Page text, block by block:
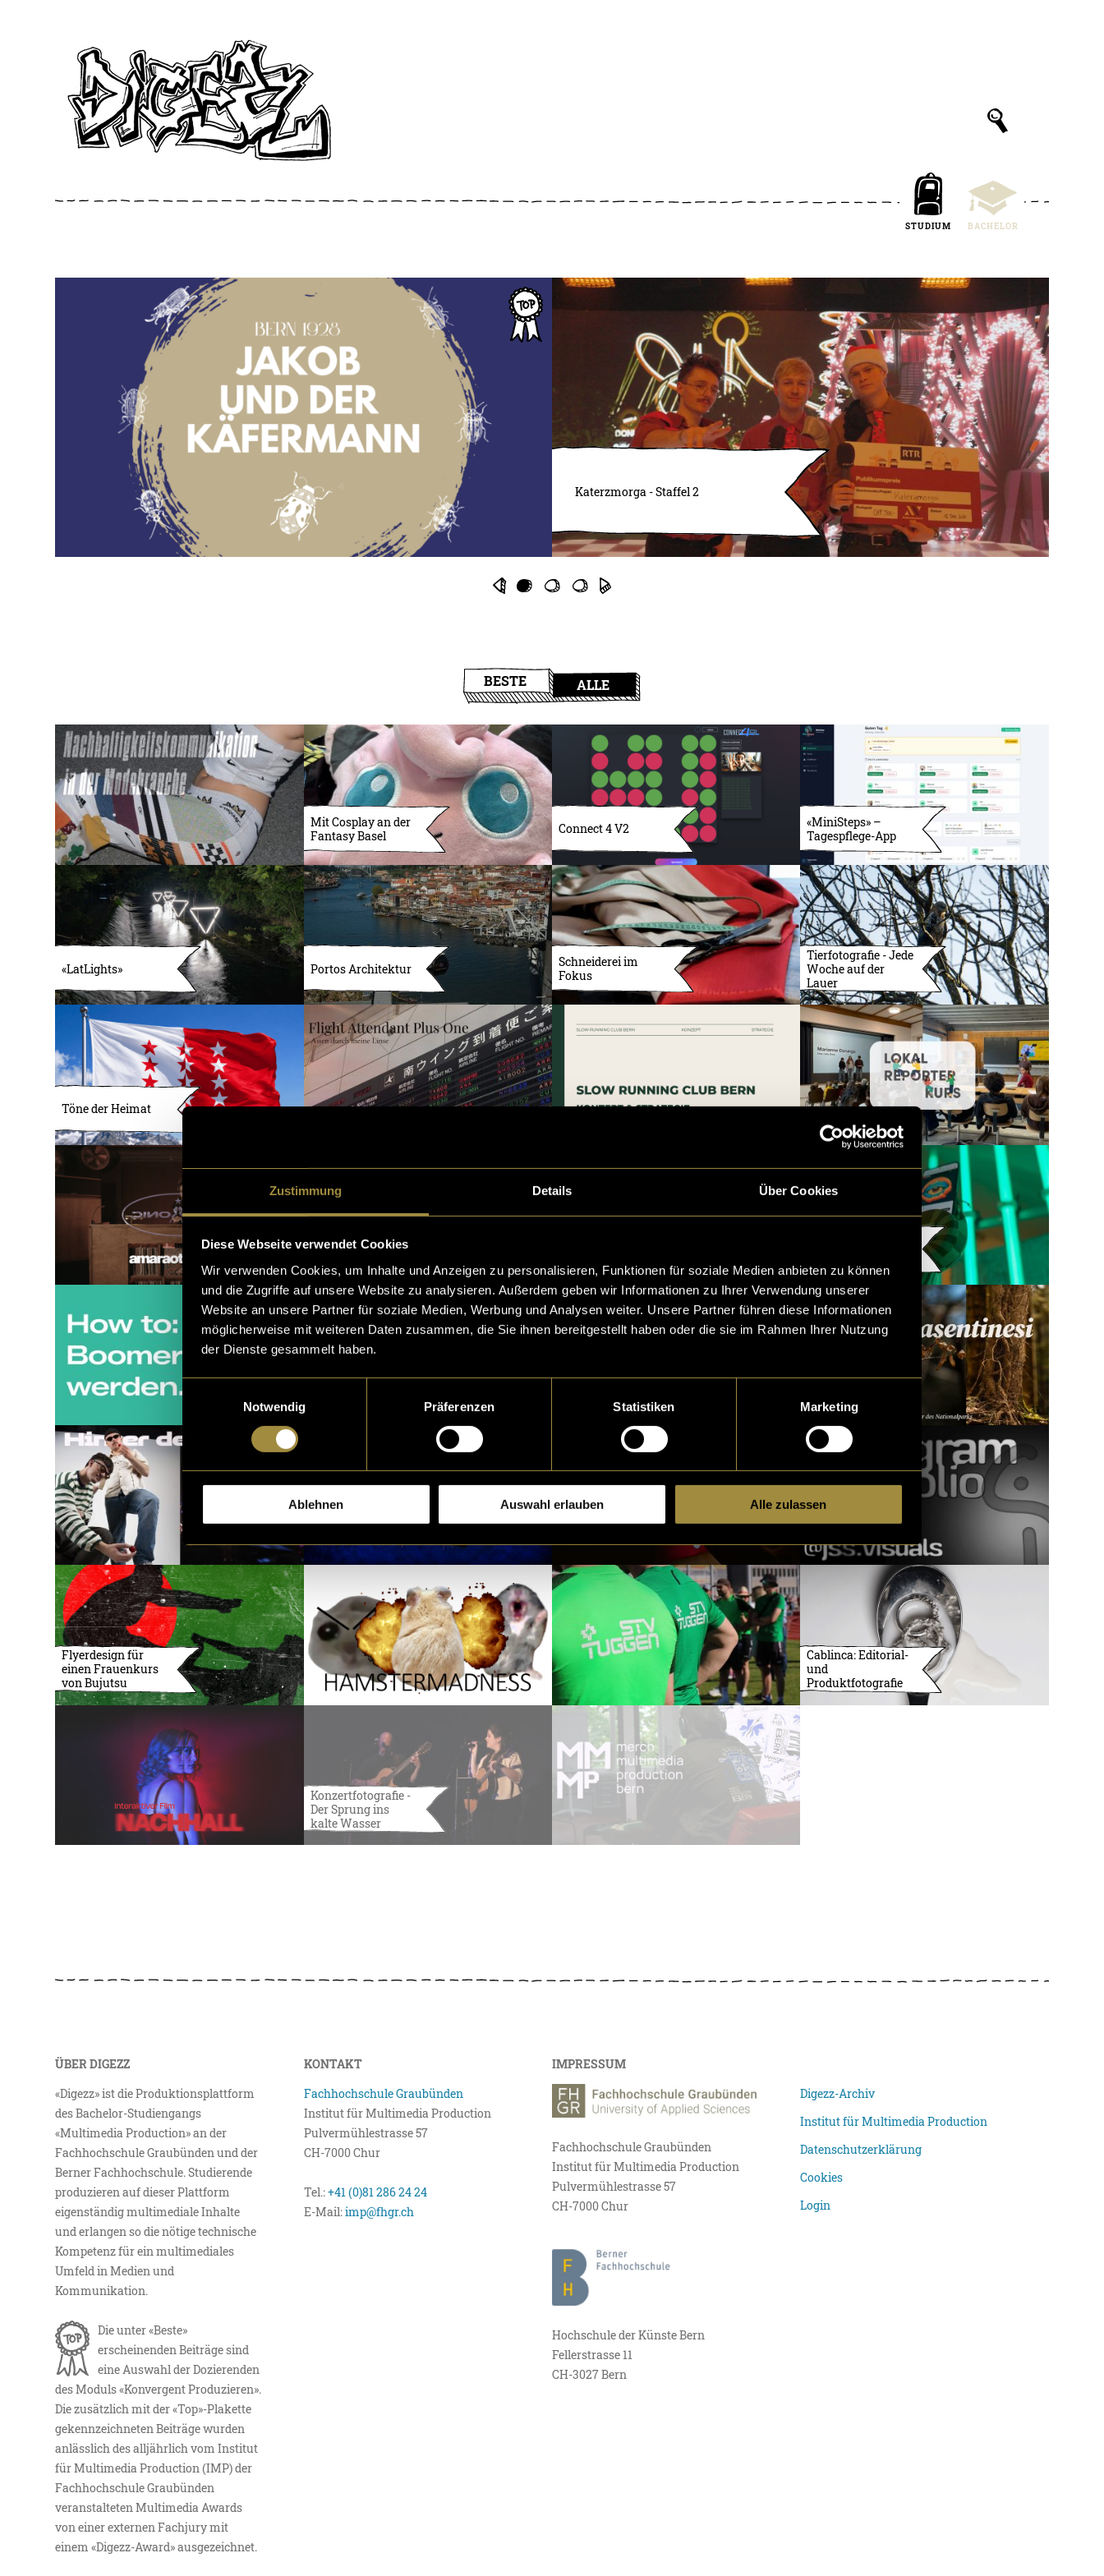
Zustimmung Details Über Cookies
Diese Webseite verwendet Cookies
Wir verwenden Cookies, um Inhalte und Anzeigen zu personalisieren, Funktionen für soziale Medien anbieten zu können
und die Zugriffe auf unsere Website zu analysieren. Außerdem geben wir Informationen zu Ihrer Verwendung unserer
Website an unsere Partner für soziale Medien, Werbung und Analysen weiter. Unsere Partner führen diese Informationen
möglicherweise mit weiteren Daten zusammen, die Sie ihnen bereitgestellt haben oder die sie im Rahmen Ihrer Nutzung
der Dienste gesammelt haben.
Notwendig
Präferenzen Statistiken Marketing
Ablehnen Auswahl erlauben Alle zulassen
STUDIUM BACHELOR
Katerzmorga - Staffel 2
BESTE ALLE
Mit Cosplay an der
Fantasy Basel
Connect 4 V2
«MiniSteps» –
Tagespflege-App
«LatLights» Portos Architektur
Schneiderei im
Fokus
Tierfotografie - Jede
Woche auf der
Lauer
Töne der Heimat
Flyerdesign für
einen Frauenkurs
von Bujutsu
Cablinca: Editorial-
und
Produktfotografie
Konzertfotografie -
Der Sprung ins
kalte Wasser
ÜBER DIGEZZ
«Digezz» ist die Produktionsplattform
des Bachelor-Studiengangs
«Multimedia Production» an der
Fachhochschule Graubünden und der
Berner Fachhochschule. Studierende
produzieren auf dieser Plattform
eigenständig multimediale Inhalte
und erlangen so die nötige technische
Kompetenz für ein multimediales
Umfeld in Medien und
Kommunikation.
Die unter «Beste»
erscheinenden Beiträge sind
eine Auswahl der Dozierenden
des Moduls «Konvergent Produzieren».
Die zusätzlich mit der «Top»-Plakette
gekennzeichneten Beiträge wurden
anlässlich des alljährlich vom Institut
für Multimedia Production (IMP) der
Fachhochschule Graubünden
veranstalteten Multimedia Awards
von einer externen Fachjury mit
einem «Digezz-Award» ausgezeichnet.
KONTAKT
Fachhochschule Graubünden
Institut für Multimedia Production
Pulvermühlestrasse 57
CH-7000 Chur
Tel.:+41 (0)81 286 24 24
E-Mail:imp@fhgr.ch
IMPRESSUM
Fachhochschule Graubünden
Institut für Multimedia Production
Pulvermühlestrasse 57
CH-7000 Chur
Hochschule der Künste Bern
Fellerstrasse 11
CH-3027 Bern
Digezz-Archiv
Institut für Multimedia Production
Datenschutzerklärung
Cookies
Login